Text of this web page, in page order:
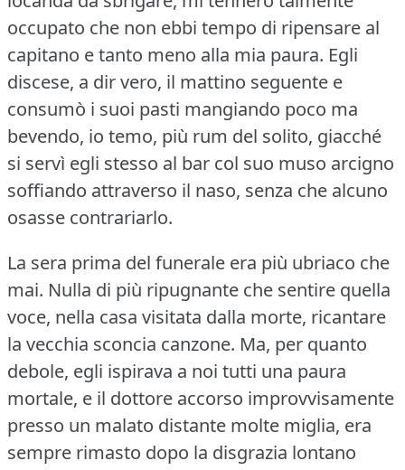
occupato che non ebbi tempo di ripensare al
capitano e tanto meno alla mia paura. Egli
discese, a dir vero, il mattino seguente e
consumò i suoi pasti mangiando poco ma
bevendo, io temo, più rum del solito, giacché
si servì egli stesso al bar col suo muso arcigno
soffiando attraverso il naso, senza che alcuno
osasse contrariarlo.
La sera prima del funerale era più ubriaco che
mai. Nulla di più ripugnante che sentire quella
voce, nella casa visitata dalla morte, ricantare
la vecchia sconcia canzone. Ma, per quanto
debole, egli ispirava a noi tutti una paura
mortale, e il dottore accorso improvvisamente
presso un malato distante molte miglia, era
sempre rimasto dopo la disgrazia lontano